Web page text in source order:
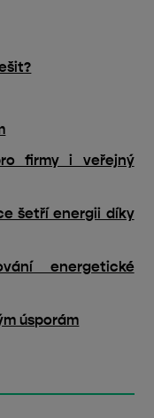
firmy i veřejný
šetří energii díky
energetické
úsporám